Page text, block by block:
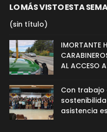
LO MÁS VISTO ESTA
(sin título)
IMORTANTE
AL ACCESO A
Con
asistencia